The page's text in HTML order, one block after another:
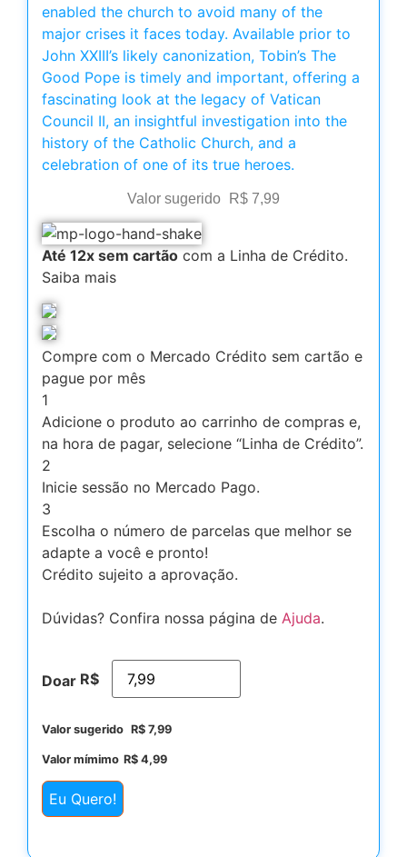
enabled the church to avoid many of the
major crises it faces today. Available prior to
John XXIII’s likely canonization, Tobin’s The
Good Pope is timely and important, offering a
fascinating look at the legacy of Vatican
Council II, an insightful investigation into the
history of the Catholic Church, and a
celebration of one of its true heroes.
Valor sugerido R$ 7,99
Até 12x sem cartão com a Linha de Crédito.
Saiba mais
Compre com o Mercado Crédito sem cartão e
pague por mês
1
Adicione o produto ao carrinho de compras e,
na hora de pagar, selecione “Linha de Crédito”.
2
Inicie sessão no Mercado Pago.
3
Escolha o número de parcelas que melhor se
adapte a você e pronto!
Crédito sujeito a aprovação.
Dúvidas? Confira nossa página de Ajuda.
Doar R$
Valor sugerido R$ 7,99
Valor mímimo R$ 4,99
Eu Quero!